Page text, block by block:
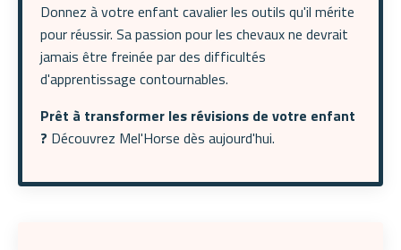
Donnez à votre enfant cavalier les outils qu'il mérite
pour réussir. Sa passion pour les chevaux ne devrait
jamais être freinée par des difficultés
d'apprentissage contournables.
Prêt à transformer les révisions de votre enfant
? Découvrez Mel'Horse dès aujourd'hui.